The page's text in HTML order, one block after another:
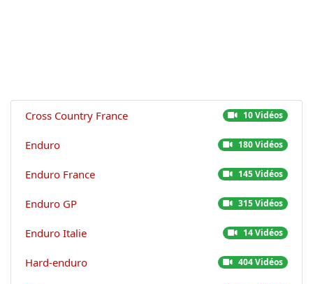
10 Vidéos
Cross Country France
180 Vidéos
Enduro
145 Vidéos
Enduro France
315 Vidéos
Enduro GP
14 Vidéos
Enduro Italie
404 Vidéos
Hard-enduro